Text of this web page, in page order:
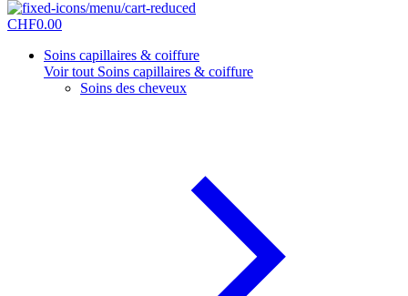
CHF0.00
Soins capillaires & coiffure
Voir tout Soins capillaires & coiffure
Soins des cheveux